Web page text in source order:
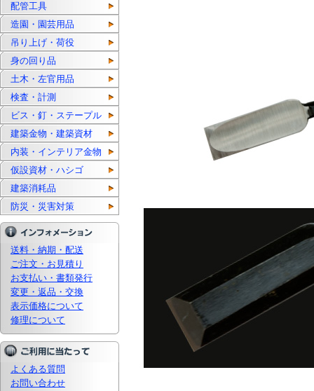
配管工具
造園・園芸用品
吊り上げ・荷役
身の回り品
土木・左官用品
検査・計測
ビス・釘・ステープル
建築金物・建築資材
内装・インテリア金物
仮設資材・ハシゴ
建築消耗品
防災・災害対策
送料・納期・配送
ご注文・お見積り
お支払い・書類発行
変更・返品・交換
表示価格について
修理について
よくある質問
お問い合わせ